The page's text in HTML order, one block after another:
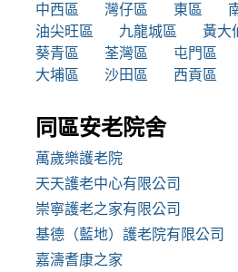
中西區 灣仔區 東區
油尖旺區
九龍城區 黃大
葵青區
荃灣區 屯門區
大埔區
沙田區 西貢區
同區安老院舍
萬歲樂護老院
天天護老中心有限公司
崇寧護老之家有限公司
基德（藍地）護老院有限公司
嘉濤耆康之家